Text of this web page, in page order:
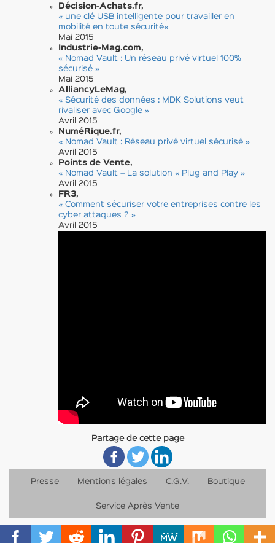
Décision-Achats.fr,
« une clé USB intelligente pour travailler en
mobilité en toute sécurité«
Mai 2015
Industrie-Mag.com,
« Nomad Vault : Un réseau privé virtuel 100%
sécurisé »
Mai 2015
AlliancyLeMag,
« Sécurité des données : MDK Solutions veut
rivaliser avec Google »
Avril 2015
NuméRique.fr,
« Nomad Vault : Réseau privé virtuel sécurisé »
Avril 2015
Points de Vente,
« Nomad Vault – La solution « Plug and Play »
Avril 2015
FR3,
« Comment sécuriser votre entreprises contre les
cyber attaques ? »
Avril 2015
Partage de cette page
Presse Mentions légales C.G.V. Boutique
Service Après Vente
Français English( Anglais)